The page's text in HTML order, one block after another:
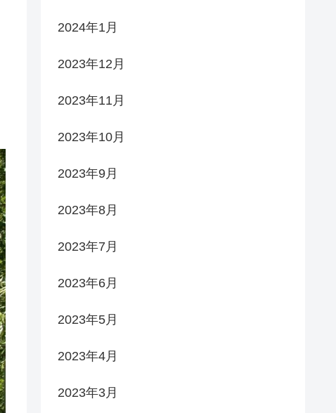
2024年1月
2023年12月
2023年11月
2023年10月
2023年9月
2023年8月
2023年7月
2023年6月
2023年5月
2023年4月
2023年3月